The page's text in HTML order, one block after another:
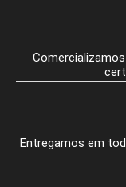
Entregamos em